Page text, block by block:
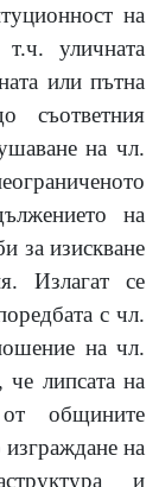
на
уличната
или пътна
съответния
на чл.
на
за изискване
Излагат се
с чл.
на чл.
липсата на
общините
на
и